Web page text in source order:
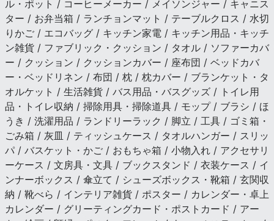
ル・ポット / コーヒーメーカー / メイソンジャー / キャニス
ター / お弁当箱 / ランチョンマット / テーブルクロス / 水切
りかご / エコバッグ / キッチン家電 / キッチン用品・キッチ
ン雑貨 / ファブリック・クッション / タオル / ソファーカバ
ー / クッション / クッションカバー / 座布団 / ベッドカバ
ー・ベッドリネン / 布団 / 枕 / 枕カバー / ブランケット・タ
オルケット / 生活雑貨 / バス用品・バスグッズ / トイレ用
品・トイレ収納 / 掃除用具・掃除道具 / モップ / ブラシ / ほ
うき / 洗濯用品 / ランドリーラック / 脚立 / 工具 / ゴミ箱・
ごみ箱 / 灰皿 / ティッシュケース / タオルハンガー / スリッ
パ / バスケット・かご / おもちゃ箱 / 小物入れ / アクセサリ
ーケース / 文房具・文具 / ブックスタンド / 衣装ケース / イ
ンナーボックス / 傘立て / シューズボックス・靴箱 / 玄関収
納 / 靴べら / インテリア雑貨 / ポスター / カレンダー・卓上
カレンダー / グリーティングカード・ポストカード / アー